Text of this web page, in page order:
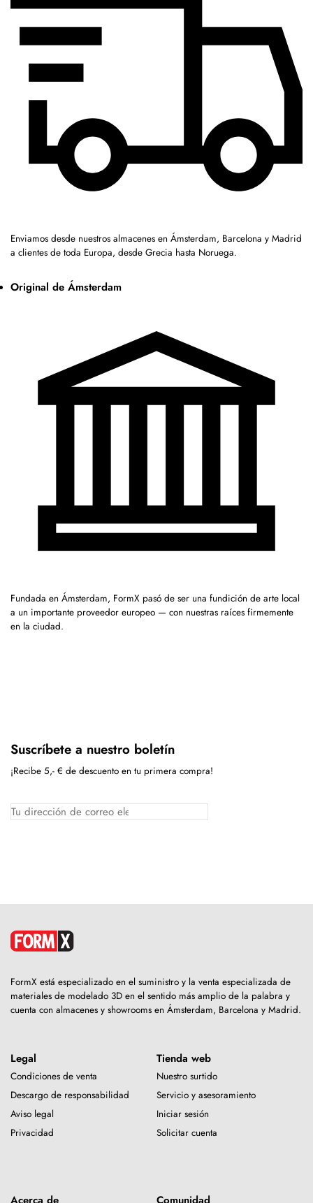
Enviamos desde nuestros almacenes en Ámsterdam, Barcelona y Madrid
a clientes de toda Europa, desde Grecia hasta Noruega.
Original de Ámsterdam
Fundada en Ámsterdam, FormX pasó de ser una fundición de arte local
a un importante proveedor europeo — con nuestras raíces firmemente
en la ciudad.
Suscríbete a nuestro boletín
¡Recibe 5,- € de descuento en tu primera compra!
FormX está especializado en el suministro y la venta especializada de
materiales de modelado 3D en el sentido más amplio de la palabra y
cuenta con almacenes y showrooms en Ámsterdam, Barcelona y Madrid.
Legal
Condiciones de venta
Descargo de responsabilidad
Aviso legal
Privacidad
Tienda web
Nuestro surtido
Servicio y asesoramiento
Iniciar sesión
Solicitar cuenta